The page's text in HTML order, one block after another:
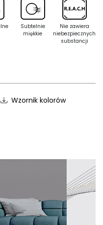
Subtelnie
miękkie
Nie zawiera
niebezpiecznych
substancji
Wzornik kolorów